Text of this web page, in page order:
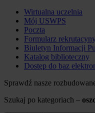
Wirtualna uczelnia
Mój USWPS
Poczta
Formularz
Biuletyn Informacji
Katalog biblioteczny
Dostęp do baz
Sprawdź nasze
Szukaj po kategoriach –